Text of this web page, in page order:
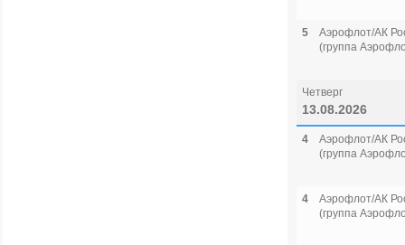
5
Аэрофлот/АК
(группа
Четверг
13.08.2026
4
Аэрофлот/АК
(группа
4
Аэрофлот/АК
(группа